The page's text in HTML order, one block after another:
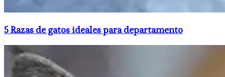
5 Razas de gatos ideales para departamento